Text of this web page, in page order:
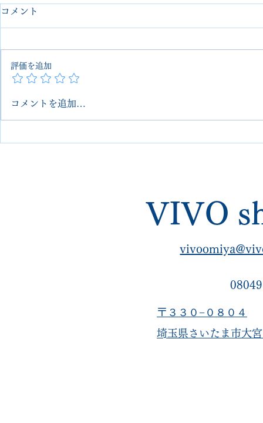
レッドウイングのブーツを
コメント
評価を追加
コメントを追加…
VIVO
〒３３０−０８０４
埼玉県さいたま市大